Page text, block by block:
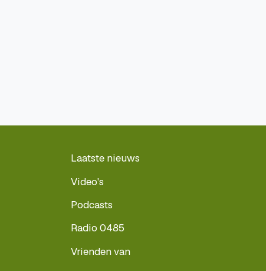
Laatste nieuws
Video's
Podcasts
Radio 0485
Vrienden van